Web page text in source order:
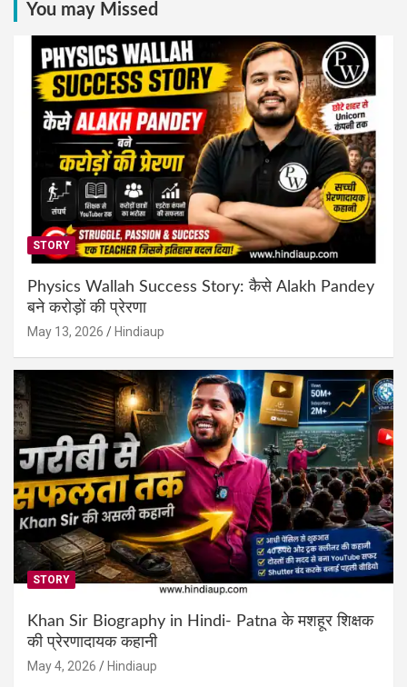
You may Missed
STORY
Physics Wallah Success Story: कैसे Alakh Pandey
बने करोड़ों की प्रेरणा
May 13, 2026 Hindiaup
STORY
Khan Sir Biography in Hindi- Patna के मशहूर शिक्षक
की प्रेरणादायक कहानी
May 4, 2026 Hindiaup